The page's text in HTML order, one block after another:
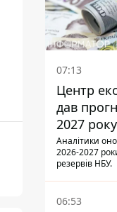
07:13
Центр
дав
2027 року
Аналітики
2026-2027
резервів НБУ.
06:53